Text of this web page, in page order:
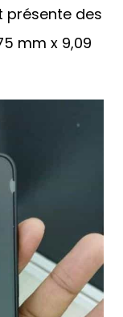
présente des
mm x 9,09